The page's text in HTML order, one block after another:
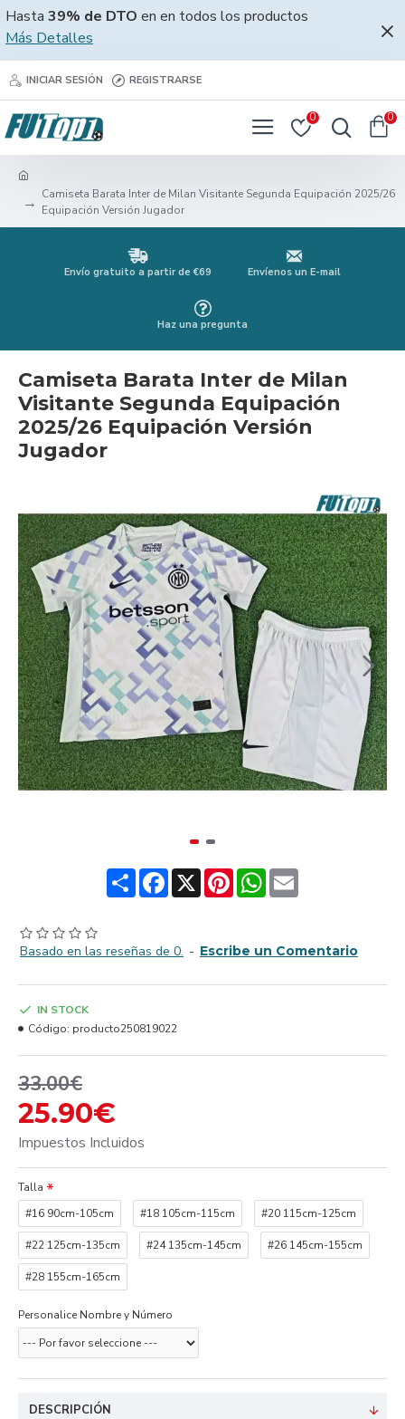
Hasta 39% de DTO en en todos los productos
Más Detalles
INICIAR SESIÓN REGISTRARSE
0 0
Camiseta Barata Inter de Milan Visitante Segunda Equipación 2025/26
Equipación Versión Jugador
Envío gratuito a partir de €69 Envíenos un E-mail
Haz una pregunta
Camiseta Barata Inter de Milan
Visitante Segunda Equipación
2025/26 Equipación Versión
Jugador
ShareFacebook
X PinterestWhatsApp
Email
Basado en las reseñas de 0. - Escribe un Comentario
25.90€
33.00€
Impuestos Incluidos
IN STOCK
Código: producto250819022
Talla
#16 90cm-105cm
#18 105cm-115cm #20 115cm-125cm
#22 125cm-135cm #24 135cm-145cm #26 145cm-155cm
#28 155cm-165cm
Personalice Nombre y Número
DESCRIPCIÓN